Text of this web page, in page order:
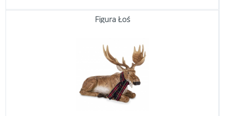
Figura Łoś